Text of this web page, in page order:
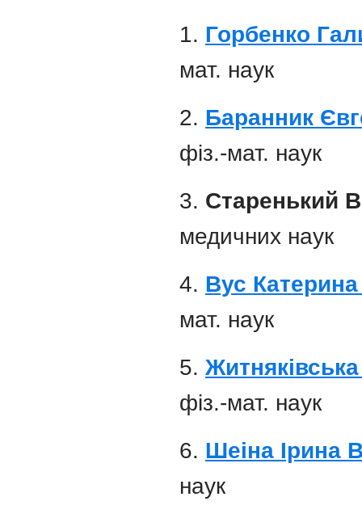
1. Горбенко
мат. наук
2. Баранник
фіз.-мат. наук
3. Старенький
медичних наук
4. Вус
мат. наук
5.
фіз.-мат. наук
6. Шеіна Ірина
наук